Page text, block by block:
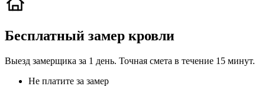
Бесплатный замер кровли
Выезд замерщика за 1 день. Точная смета в течение 15 минут.
Не платите за замер